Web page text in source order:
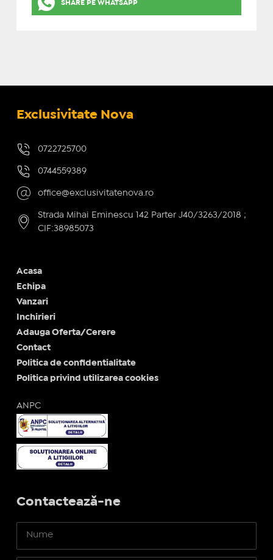
SHARE PE WHATSAPP
Exclusivitate Nova
0722725700
0744559389
office@exclusivitatenova.ro
Strada Mihai Eminescu 142 Parter J40/3263/2018 ;
CIF:38985073
Acasa
Echipa
Vanzari
Inchirieri
Adauga Oferta/Cerere
Contact
Politica de confidentialitate
Politica privind utilizarea cookies
ANPC
Contactează-ne